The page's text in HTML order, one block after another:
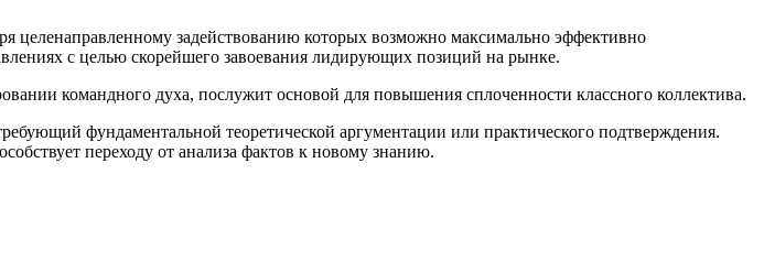
целенаправленному задействованию которых возможно максимально эффективно
с целью скорейшего завоевания лидирующих позиций на рынке.
командного духа, послужит основой для повышения сплоченности классного коллектива.
фундаментальной теоретической аргументации или практического подтверждения.
переходу от анализа фактов к новому знанию.